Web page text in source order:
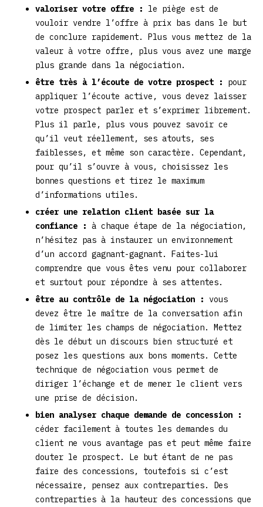
valoriser votre offre : le piège est de
vouloir vendre l’offre à prix bas dans le but
de conclure rapidement. Plus vous mettez de la
valeur à votre offre, plus vous avez une marge
plus grande dans la négociation.
être très à l’écoute de votre prospect : pour
appliquer l’écoute active, vous devez laisser
votre prospect parler et s’exprimer librement.
Plus il parle, plus vous pouvez savoir ce
qu’il veut réellement, ses atouts, ses
faiblesses, et même son caractère. Cependant,
pour qu’il s’ouvre à vous, choisissez les
bonnes questions et tirez le maximum
d’informations utiles.
créer une relation client basée sur la
confiance : à chaque étape de la négociation,
n’hésitez pas à instaurer un environnement
d’un accord gagnant-gagnant. Faites-lui
comprendre que vous êtes venu pour collaborer
et surtout pour répondre à ses attentes.
être au contrôle de la négociation :
vous
devez être le maître de la conversation afin
de limiter les champs de négociation. Mettez
dès le début un discours bien structuré et
posez les questions aux bons moments. Cette
technique de négociation vous permet de
diriger l’échange et de mener le client vers
une prise de décision.
bien analyser chaque demande de concession :
céder facilement à toutes les demandes du
client ne vous avantage pas et peut même faire
douter le prospect. Le but étant de ne pas
faire des concessions, toutefois si c’est
nécessaire, pensez aux contreparties. Des
contreparties à la hauteur des concessions que